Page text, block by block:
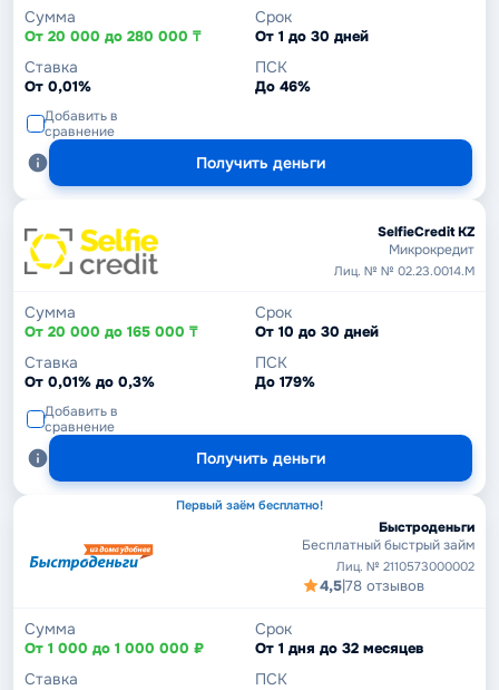
Сумма
От 20 000 до 280 000 ₸
Срок
От 1 до 30 дней
Ставка
От 0,01%
ПСК
До 46%
Добавить в
сравнение
Получить деньги
SelfieCredit KZ
Микрокредит
Лиц. № № 02.23.0014.М
Сумма
От 20 000 до 165 000 ₸
Срок
От 10 до 30 дней
Ставка
От 0,01% до 0,3%
ПСК
До 179%
Добавить в
сравнение
Получить деньги
Первый заём бесплатно!
Быстроденьги
Бесплатный быстрый займ
Лиц. № 2110573000002
4,5|78 отзывов
Сумма
От 1 000 до 1 000 000 ₽
Срок
От 1 дня до 32 месяцев
Ставка ПСК